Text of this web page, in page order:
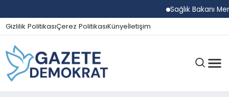
Sağlık Bakanı
Gizlilik PolitikasıÇerez PolitikasıKünyeİletişim